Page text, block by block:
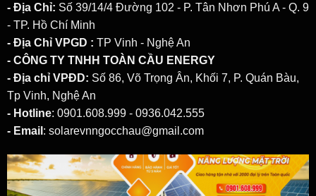
- Địa Chỉ: Số 39/14/4 Đường 102 - P. Tân Nhơn Phú A - Q. 9
- TP. Hồ Chí Minh
- Địa Chỉ VPGD : TP Vinh - Nghệ An
- CÔNG TY TNHH TOÀN CẦU ENERGY
- Địa chỉ VPĐD: Số 86, Võ Trọng Ân, Khối 7, P. Quán Bàu,
Tp Vinh, Nghệ An
- Hotline: 0901.608.999 - 0936.042.555
- Email : solarevnngocchau@gmail.com